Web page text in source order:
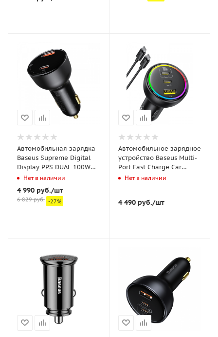
Автомобильная зарядка
Baseus Supreme Digital
Display PPS DUAL 100W
(CCZX-01)
Нет в наличии
4 990 руб./шт
6 829руб. -27%
Автомобильное зарядное
устройство Baseus Multi-
Port Fast Charge Car
Charger 2xType-C+USB
в комплекте) Чёрное
Нет в наличии
4 490руб./шт